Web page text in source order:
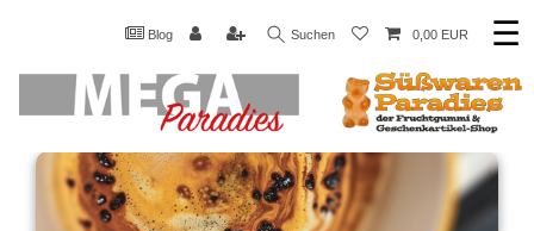
Blog Suchen 0,00 EUR ☰